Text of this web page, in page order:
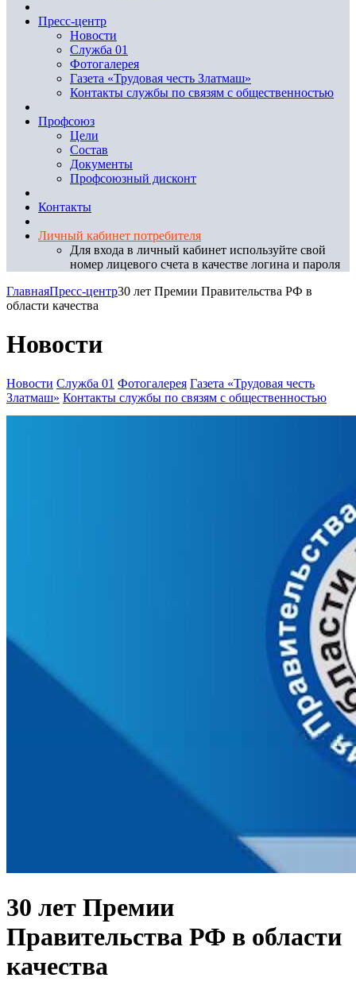
Пресс-центр
Новости
Служба 01
Фотогалерея
Газета «Трудовая честь Златмаш»
Контакты службы по связям с общественностью
Профсоюз
Цели
Состав
Документы
Профсоюзный дисконт
Контакты
Личный кабинет потребителя
Для входа в личный кабинет используйте свой
номер лицевого счета в качестве логина и пароля
ГлавнаяПресс-центр30 лет Премии Правительства РФ в
области качества
Новости
Новости Служба 01 Фотогалерея Газета «Трудовая честь
Златмаш» Контакты службы по связям с общественностью
30 лет Премии
Правительства РФ в области
качества